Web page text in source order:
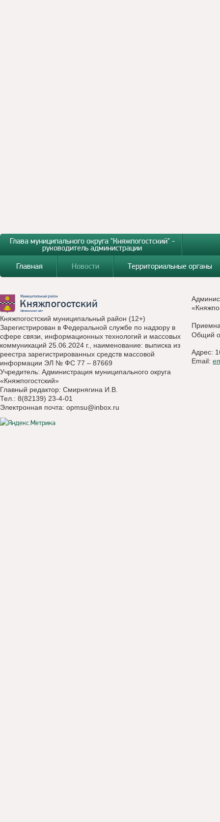
Глава муниципального округа "Княжпогостский" -
руководитель администрации
Главная
Новости Территориальные органы
Княжпогостский муниципальный район (12+)
Зарегистрирован в Федеральной службе по надзору в
сфере связи, информационных технологий и массовых
коммуникаций 25.06.2024 г., наименование: выписка из
реестра зарегистрированных средств массовой
информации ЭЛ № ФС 77 – 87669
Учредитель: Администрация муниципального округа
«Княжпогостский»
Главный редактор: Смирнягина И.В.
Тел.: 8(82139) 23-4-01
Электронная почта: opmsu@inbox.ru
Общий
Адрес:
Email: